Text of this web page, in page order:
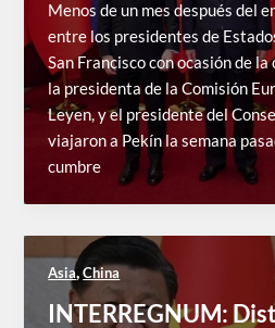
Menos de un mes después del
entre los presidentes de
San Francisco con ocasión de
la presidenta de la Comisión
Leyen, y el presidente del
viajaron a Pekín la semana
cumbre
Asia,China
INTERREGNUM: